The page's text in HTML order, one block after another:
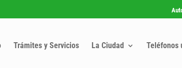
Trámites y Servicios La Ciudad Teléfonos